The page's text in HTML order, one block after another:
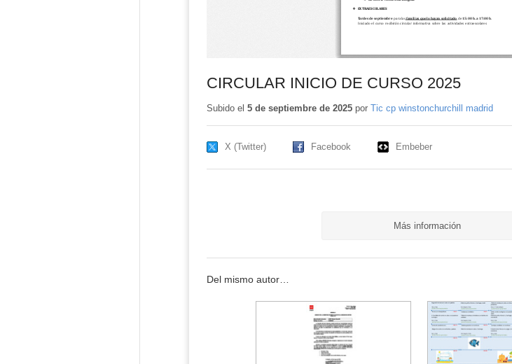
CIRCULAR INICIO DE CURSO 2025
Subido el 5 de septiembre de 2025por Tic cp winstonchurchill madrid
X (Twitter) Facebook Embeber
Más información
Del mismo autor…